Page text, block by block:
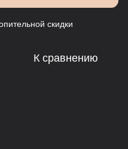
скидки
К сравнению